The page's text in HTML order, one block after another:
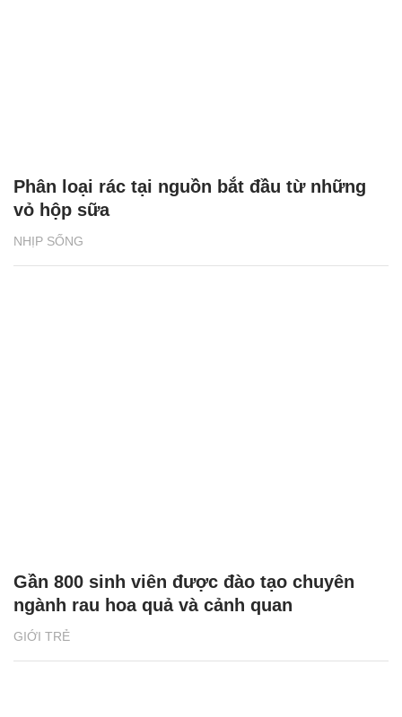
NHỊP SỐNG
Phân loại rác tại nguồn bắt đầu từ những
vỏ hộp sữa
GIỚI TRẺ
Gần 800 sinh viên được đào tạo chuyên
ngành rau hoa quả và cảnh quan